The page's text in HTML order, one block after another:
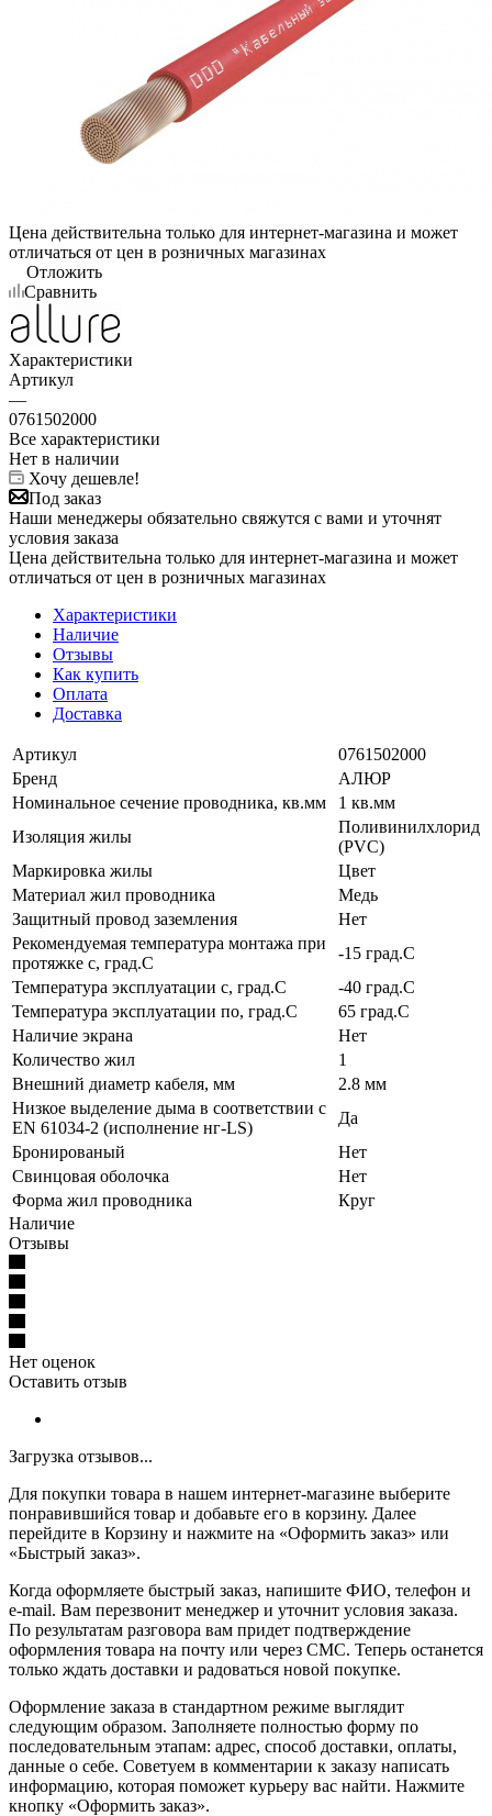
Цена действительна только для интернет-магазина и может
отличаться от цен в розничных магазинах
Отложить
Сравнить
Характеристики
Артикул
—
0761502000
Все характеристики
Нет в наличии
Хочу дешевле!
Под заказ
Наши менеджеры обязательно свяжутся с вами и уточнят
условия заказа
Цена действительна только для интернет-магазина и может
отличаться от цен в розничных магазинах
Характеристики
Наличие
Отзывы
Как купить
Оплата
Доставка
Артикул
0761502000
Бренд
АЛЮР
Номинальное сечение проводника, кв.мм
1 кв.мм
Изоляция жилы
Поливинилхлорид
(PVC)
Маркировка жилы
Цвет
Материал жил проводника
Медь
Защитный провод заземления
Нет
Рекомендуемая температура монтажа при
протяжке с, град.C
-15 град.C
Температура эксплуатации с, град.C
-40 град.C
Температура эксплуатации по, град.C
65 град.C
Наличие экрана
Нет
Количество жил
1
Внешний диаметр кабеля, мм
2.8 мм
Низкое выделение дыма в соответствии с
EN 61034-2 (исполнение нг-LS)
Да
Бронированый
Нет
Свинцовая оболочка
Нет
Форма жил проводника
Круг
Наличие
Отзывы
Нет оценок
Оставить отзыв
Загрузка отзывов...
Для покупки товара в нашем интернет-магазине выберите
понравившийся товар и добавьте его в корзину. Далее
перейдите в Корзину и нажмите на «Оформить заказ» или
«Быстрый заказ».
Когда оформляете быстрый заказ, напишите ФИО, телефон и
e-mail. Вам перезвонит менеджер и уточнит условия заказа.
По результатам разговора вам придет подтверждение
оформления товара на почту или через СМС. Теперь останется
только ждать доставки и радоваться новой покупке.
Оформление заказа в стандартном режиме выглядит
следующим образом. Заполняете полностью форму по
последовательным этапам: адрес, способ доставки, оплаты,
данные о себе. Советуем в комментарии к заказу написать
информацию, которая поможет курьеру вас найти. Нажмите
кнопку «Оформить заказ».